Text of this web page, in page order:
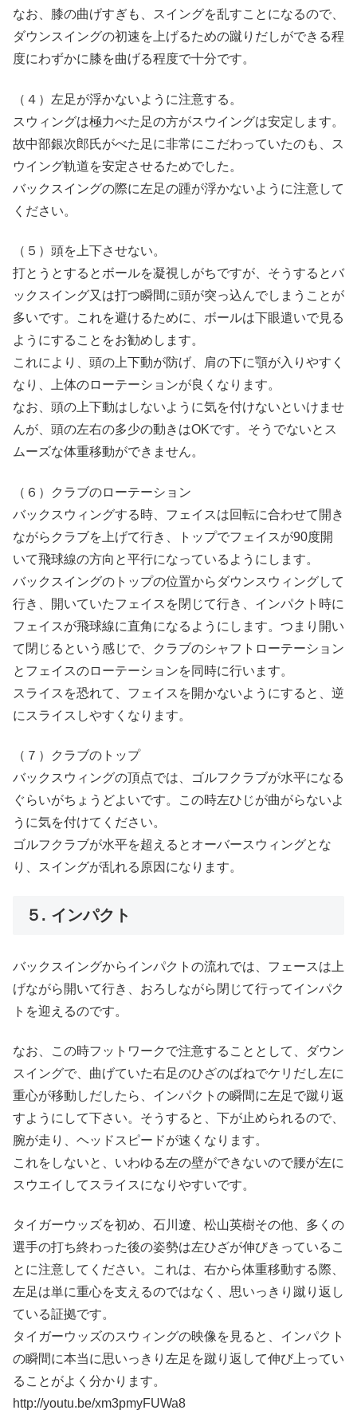
なお、膝の曲げすぎも、スイングを乱すことになるので、
ダウンスイングの初速を上げるための蹴りだしができる程
度にわずかに膝を曲げる程度で十分です。
（４）左足が浮かないように注意する。
スウィングは極力べた足の方がスウイングは安定します。
故中部銀次郎氏がべた足に非常にこだわっていたのも、ス
ウイング軌道を安定させるためでした。
バックスイングの際に左足の踵が浮かないように注意して
ください。
（５）頭を上下させない。
打とうとするとボールを凝視しがちですが、そうするとバ
ックスイング又は打つ瞬間に頭が突っ込んでしまうことが
多いです。これを避けるために、ボールは下眼遣いで見る
ようにすることをお勧めします。
これにより、頭の上下動が防げ、肩の下に顎が入りやすく
なり、上体のローテーションが良くなります。
なお、頭の上下動はしないように気を付けないといけませ
んが、頭の左右の多少の動きはOKです。そうでないとス
ムーズな体重移動ができません。
（６）クラブのローテーション
バックスウィングする時、フェイスは回転に合わせて開き
ながらクラブを上げて行き、トップでフェイスが90度開
いて飛球線の方向と平行になっているようにします。
バックスイングのトップの位置からダウンスウィングして
行き、開いていたフェイスを閉じて行き、インパクト時に
フェイスが飛球線に直角になるようにします。つまり開い
て閉じるという感じで、クラブのシャフトローテーション
とフェイスのローテーションを同時に行います。
スライスを恐れて、フェイスを開かないようにすると、逆
にスライスしやすくなります。
（７）クラブのトップ
バックスウィングの頂点では、ゴルフクラブが水平になる
ぐらいがちょうどよいです。この時左ひじが曲がらないよ
うに気を付けてください。
ゴルフクラブが水平を超えるとオーバースウィングとな
り、スイングが乱れる原因になります。
５. インパクト
バックスイングからインパクトの流れでは、フェースは上
げながら開いて行き、おろしながら閉じて行ってインパク
トを迎えるのです。
なお、この時フットワークで注意することとして、ダウン
スイングで、曲げていた右足のひざのばねでケリだし左に
重心が移動しだしたら、インパクトの瞬間に左足で蹴り返
すようにして下さい。そうすると、下が止められるので、
腕が走り、ヘッドスピードが速くなります。
これをしないと、いわゆる左の壁ができないので腰が左に
スウエイしてスライスになりやすいです。
タイガーウッズを初め、石川遼、松山英樹その他、多くの
選手の打ち終わった後の姿勢は左ひざが伸びきっているこ
とに注意してください。これは、右から体重移動する際、
左足は単に重心を支えるのではなく、思いっきり蹴り返し
ている証拠です。
タイガーウッズのスウィングの映像を見ると、インパクト
の瞬間に本当に思いっきり左足を蹴り返して伸び上ってい
ることがよく分かります。
http://youtu.be/xm3pmyFUWa8